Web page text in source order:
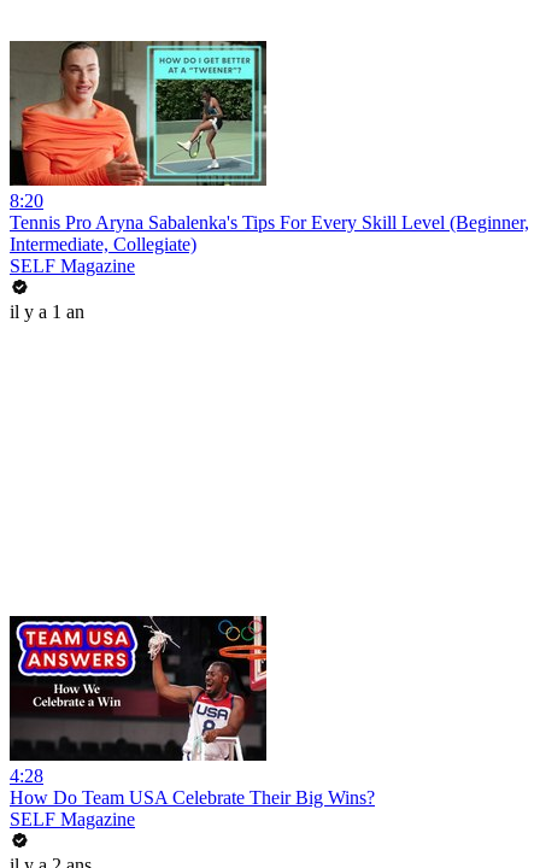
8:20
Tennis Pro Aryna Sabalenka's Tips For Every Skill Level (Beginner,
Intermediate, Collegiate)
SELF Magazine
il y a 1 an
4:28
How Do Team USA Celebrate Their Big Wins?
SELF Magazine